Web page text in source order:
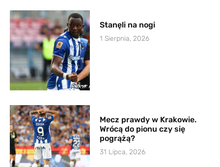
Stanęli na nogi
1 Sierpnia, 2026
Mecz prawdy w Krakowie.
Wrócą do pionu czy się
pogrążą?
31 Lipca, 2026